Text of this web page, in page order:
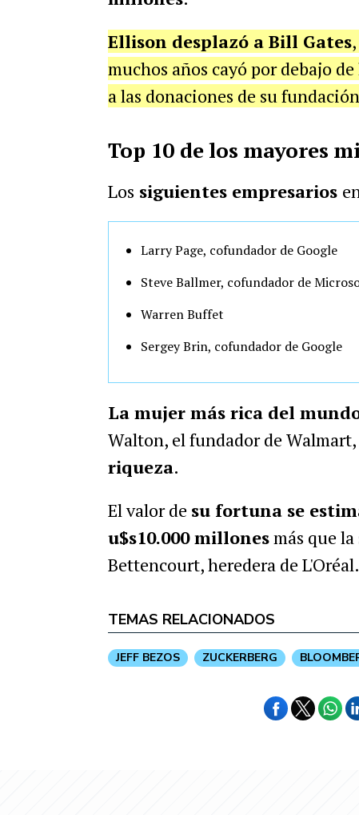
Ellison desplazó a Bill Gates
muchos años cayó por debajo
a las donaciones de su fundación
Top 10 de los mayores
Los siguientes empresarios
Larry Page, cofundador de Google
Steve Ballmer, cofundador de
Warren Buffet
Sergey Brin, cofundador de Google
La mujer más rica del
Walton, el fundador de
riqueza.
El valor de su fortuna se
u$s10.000 millonesmás que la
Bettencourt, heredera de L'Oréal.
TEMAS RELACIONADOS
JEFF BEZOS ZUCKERBERG